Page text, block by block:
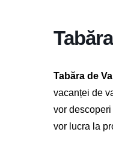
Tabăra de
vacanței de
vor
vor lucra la